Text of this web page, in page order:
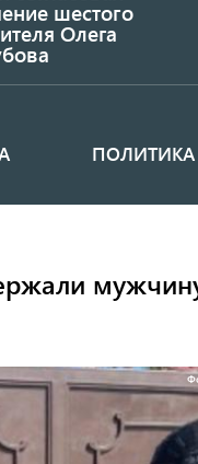
шестого
Олега
ПОЛИТИКА